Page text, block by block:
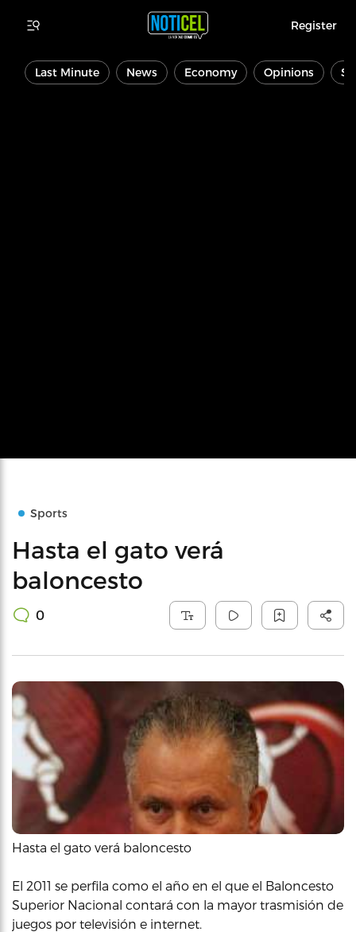
Register
Last Minute News Economy Opinions
Sports
Hasta el gato verá
baloncesto
0
Hasta el gato verá baloncesto
El 2011 se perfila como el año en el que el Baloncesto
Superior Nacional contará con la mayor trasmisión de
juegos por televisión e internet.